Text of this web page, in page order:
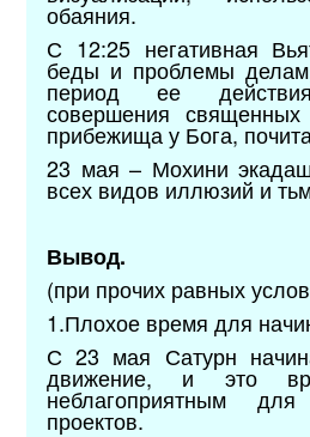
обаяния.
С 12:25 негативная
беды и проблемы
период ее
совершения
прибежища у Бога,
23 мая – Мохини
всех видов иллюзий и
Вывод.
(при прочих равных
1.Плохое время для
С 23 мая Сатурн
движение, и это
неблагоприятным
проектов.